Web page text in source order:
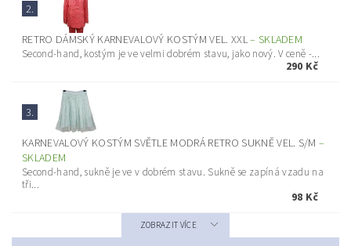
2.
RETRO DÁMSKÝ KARNEVALOVÝ KOSTÝM VEL. XXL– SKLADEM
Second-hand, kostým je ve velmi dobrém stavu, jako nový. V ceně -...
290 Kč
3.
KARNEVALOVÝ KOSTÝM SVĚTLE MODRÁ RETRO SUKNĚ VEL. S/M–
SKLADEM
Second-hand, sukně je ve v dobrém stavu. Sukně se zapíná vzadu na
tři...
98 Kč
ZOBRAZIT VÍCE